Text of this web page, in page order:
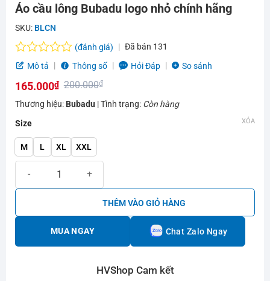
Áo cầu lông Bubadu logo nhỏ chính hãng
SKU: BLCN
Được
hạng
0.0
5
sao
(đánh giá) Đã bán 131
Mô tả
Thông số Hỏi Đáp So sánh
200.000₫
Giá
200.000₫.
165.000₫
Giá
là:
Thương hiệu: Bubadu | Tình trạng: Còn hàng
Size
M L XL XXL
XÓA
THÊM VÀO GIỎ HÀNG
MUA NGAY Chat Zalo Ngay
HVShop Cam kết